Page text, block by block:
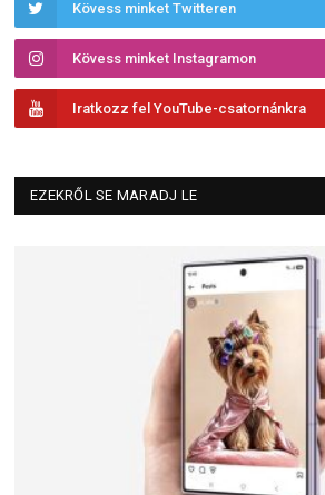
Kövess minket Twitteren
Kövess minket Instagramon
Iratkozz fel YouTube-csatornánkra
EZEKRŐL SE MARADJ LE